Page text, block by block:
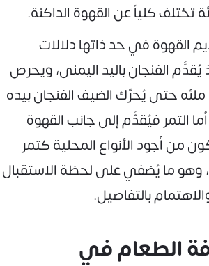
كلياً عن القهوة الداكنة.
القهوة في حد ذاتها دلالات
يُقدَّم الفنجان باليد اليمنى، ويحرص
حتى يُحرّك الضيف الفنجان بيده
التمر فيُقدَّم إلى جانب القهوة
من أجود الأنواع المحلية كتمر
وهو ما يُضفي على لحظة الاستقبال
بالتفاصيل.
الطعام في